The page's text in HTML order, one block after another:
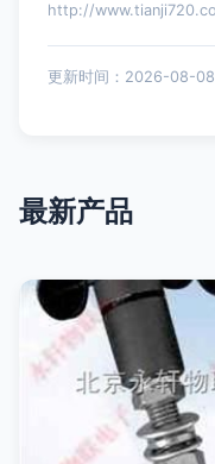
http://
更新时间：2026-08-
最新产品